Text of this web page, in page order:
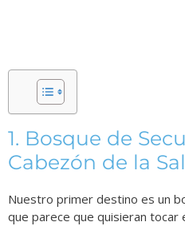
1. Bosque de
Cabezón de la Sal
Nuestro primer destino es un
que parece que quisieran tocar